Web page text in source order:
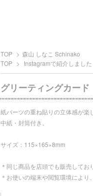
TOP > 森山 しなこ Schinako
TOP > Instagramで紹介しました
グリーティングカー
紙パーツの重ね貼りの立体感が楽
中紙・封筒付き。
サイズ：115×165×8mm
＊同じ商品を店頭でも販売してお
＊お使いの端末や閲覧環境により